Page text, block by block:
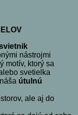
nástrojmi
motív, ktorý sa
svetielka
útulnú
ale aj do